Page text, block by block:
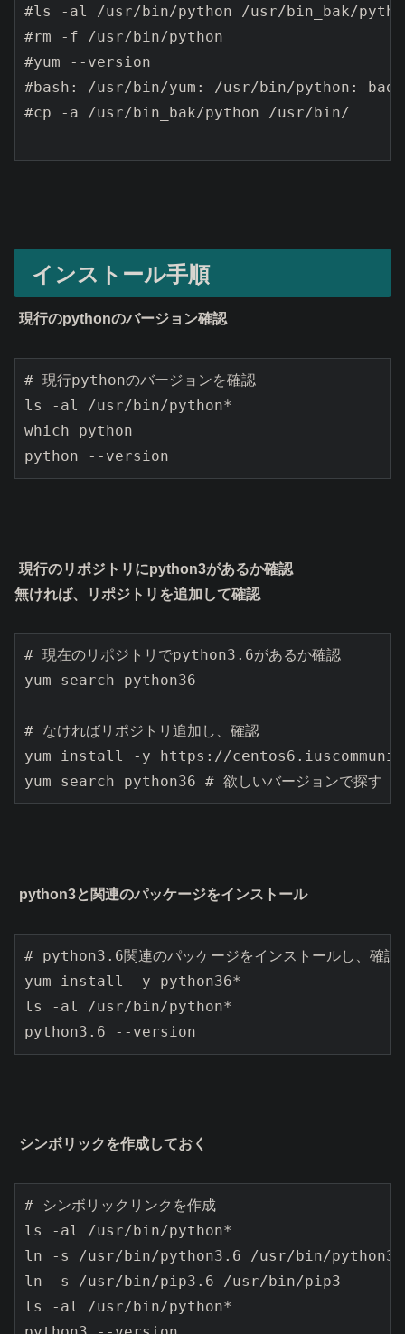
#ls -al /usr/bin/python /usr/bin_bak/
#rm -f /usr/bin/python
#yum --version
#bash: /usr/bin/yum: /usr/bin/python:
#cp -a /usr/bin_bak/python /usr/bin/
インストール手順
現行のpythonのバージョン確認
# 現行pythonのバージョンを確認
ls -al /usr/bin/python*
which python
python --version
現行のリポジトリにpython3があるか確認
無ければ、リポジトリを追加して確認
# 現在のリポジトリでpython3.6があるか確認
yum search python36
# なければリポジトリ追加し、確認
yum install -y https://
yum search python36 # 欲しいバージョンで探す
python3と関連のパッケージをインストール
# python3.6関連のパッケージをインストールし、確認
yum install -y python36*
ls -al /usr/bin/python*
python3.6 --version
シンボリックを作成しておく
# シンボリックリンクを作成
ls -al /usr/bin/python*
ln -s /usr/bin/python3.6 /usr/bin/python3
ln -s /usr/bin/pip3.6 /usr/bin/pip3
ls -al /usr/bin/python*